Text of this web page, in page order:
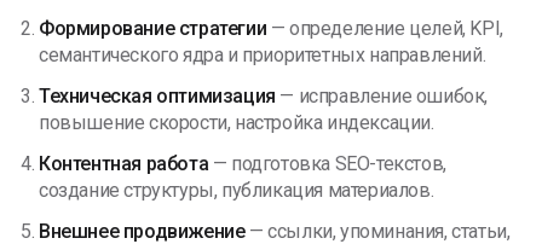
Формирование стратегии — определение целей, KPI,
семантического ядра и приоритетных направлений.
Техническая оптимизация — исправление ошибок,
повышение скорости, настройка индексации.
Контентная работа — подготовка SEO-текстов,
создание структуры, публикация материалов.
Внешнее продвижение— ссылки, упоминания, статьи,